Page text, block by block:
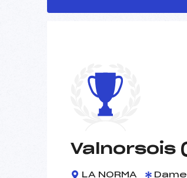
Valnorsois
LA NORMA